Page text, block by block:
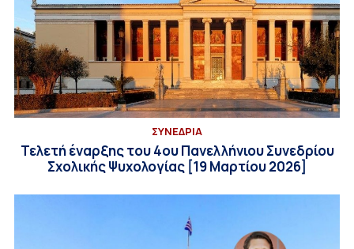
ΣΥΝΕΔΡΙΑ
Τελετή έναρξης του 4ου Πανελλήνιου Συνεδρίου
Σχολικής Ψυχολογίας [19 Μαρτίου 2026]